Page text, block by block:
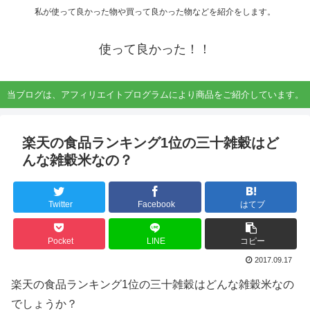
私が使って良かった物や買って良かった物などを紹介をします。
使って良かった！！
当ブログは、アフィリエイトプログラムにより商品をご紹介しています。
楽天の食品ランキング1位の三十雑穀はど
んな雑穀米なの？
Twitter Facebook はてブ
Pocket LINE コピー
2017.09.17
楽天の食品ランキング1位の三十雑穀はどんな雑穀米なの
でしょうか？